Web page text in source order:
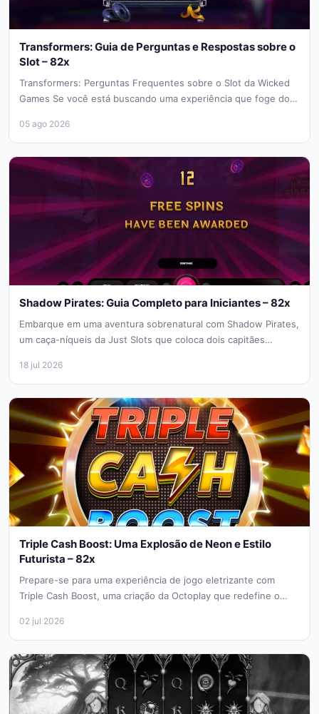
Transformers: Guia de Perguntas e Respostas sobre o
Slot – 82x
Transformers: Perguntas Frequentes sobre o Slot da Wicked
Games Se você está buscando uma experiência que foge do
05 ago 2026
Shadow Pirates: Guia Completo para Iniciantes – 82x
Embarque em uma aventura sobrenatural com Shadow Pirates,
um caça-níqueis da Just Slots que coloca dois capitães
18 jul 2026
Triple Cash Boost: Uma Explosão de Neon e Estilo
Futurista – 82x
Prepare-se para uma experiência de jogo eletrizante com
Triple Cash Boost, uma criação da Octoplay que redefine o
02 jul 2026